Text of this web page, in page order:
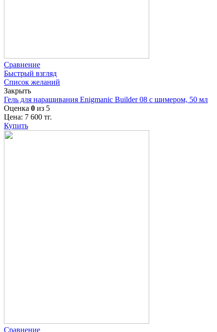
Сравнение
Быстрый взгляд
Список желаний
Закрыть
Гель для наращивания Enigmanic Builder 08 с шимером, 50 мл
Оценка 0 из 5
Цена: 7 600 тг.
Купить
Сравнение